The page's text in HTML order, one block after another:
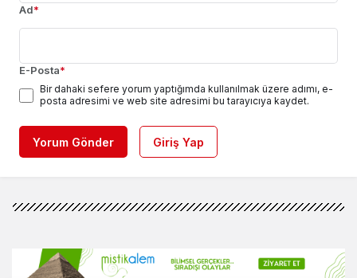
Ad*
E-Posta*
Bir dahaki sefere yorum yaptığımda kullanılmak üzere adımı, e-
posta adresimi ve web site adresimi bu tarayıcıya kaydet.
Yorum Gönder Giriş Yap